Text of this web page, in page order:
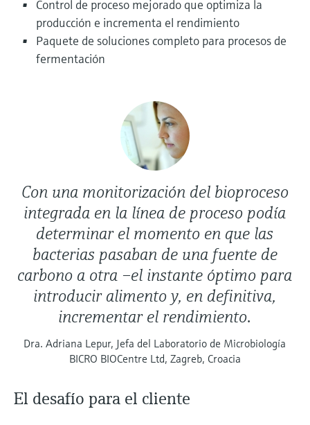
Visor de dispositivos
Encuentre información y documentación
específicas sobre los productos.
Encuentre repuestos por raíz del producto,
código de pedido o número de serie
electromecánico
Medición de nivel por barrera de
microondas
Level measurement with pressure
Medición mediante transmisión de
microondas
la transparencia de los procesos
para una toma de decisiones más
sólida y fundamentada
Control de proceso mejorado que optimiza la
producción e incrementa el rendimiento
Paquete de soluciones completo para procesos de
fermentación
Con una monitorización del bioproceso
integrada en la línea de proceso podía
determinar el momento en que las
bacterias pasaban de una fuente de
carbono a otra –el instante óptimo para
introducir alimento y, en definitiva,
incrementar el rendimiento.
Dra. Adriana Lepur, Jefa del Laboratorio de Microbiología
BICRO BIOCentre Ltd, Zagreb, Croacia
El desafío para el cliente